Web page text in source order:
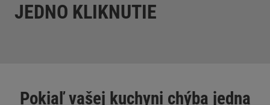
JEDNO KLIKNUTIE
Pokiaľ vašej kuchyni chýba jedna